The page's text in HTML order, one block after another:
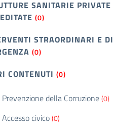
SANITARIE PRIVATE
(0)
STRAORDINARI E DI
(0)
CONTENUTI (0)
Prevenzione della Corruzione(0)
Accesso civico(0)